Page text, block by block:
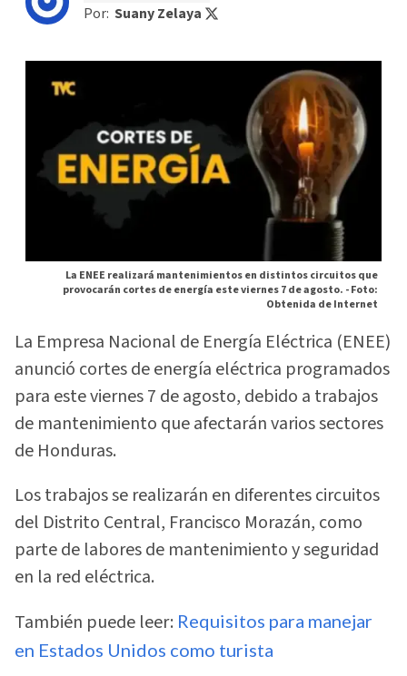
Por: Suany Zelaya
La ENEE realizará mantenimientos en distintos circuitos que
provocarán cortes de energía este viernes 7 de agosto. -Foto:
Obtenida de Internet
La Empresa Nacional de Energía Eléctrica (ENEE)
anunció cortes de energía eléctrica programados
para este viernes 7 de agosto, debido a trabajos
de mantenimiento que afectarán varios sectores
de Honduras.
Los trabajos se realizarán en diferentes circuitos
del Distrito Central, Francisco Morazán, como
parte de labores de mantenimiento y seguridad
en la red eléctrica.
También puede leer: Requisitos para manejar
en Estados Unidos como turista